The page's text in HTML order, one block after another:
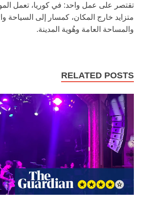
تقتصر على عمل واحد: في كوريا، تعمل
متزايد خارج المكان، كمسار إلى السياحة
والمساحة العامة وهُوية المدينة.
RELATED POSTS